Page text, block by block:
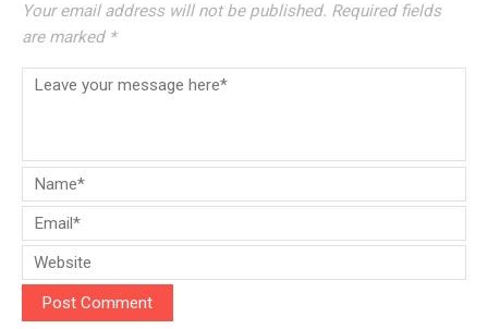
Your email address will not be published. Required fields
are marked *